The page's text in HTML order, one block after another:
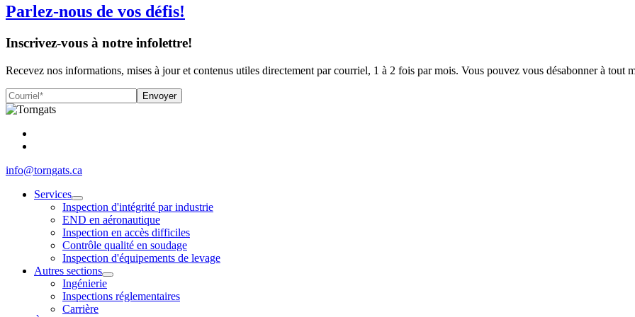
Parlez-nous de vos défis!
Inscrivez-vous à notre infolettre!
Recevez nos informations, mises à jour et contenus utiles directement par courriel, 1 à 2 fois par mois. Vous pouvez vous désabonner à tout
Envoyer
info@torngats.ca
Services
Inspection d'intégrité par industrie
END en aéronautique
Inspection en accès difficiles
Contrôle qualité en soudage
Inspection d'équipements de levage
Autres sections
Ingénierie
Inspections réglementaires
Carrière